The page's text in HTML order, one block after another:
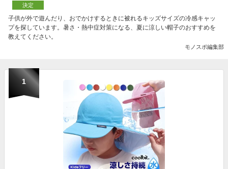
決定
子供が外で遊んだり、おでかけするときに被れるキッズサイズの冷感キャッ
プを探しています。暑さ・熱中症対策になる、夏に涼しい帽子のおすすめを
教えてください。
モノスポ編集部
1